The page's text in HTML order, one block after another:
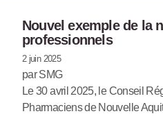
Nouvel exemple de la
professionnels
2 juin 2025
par SMG
Le 30 avril 2025, le Conseil
Pharmaciens de Nouvelle